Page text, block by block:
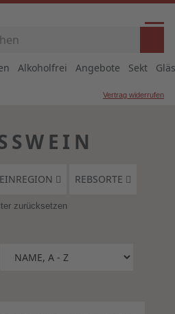
Alkoholfrei Angebote Sekt
Vertrag widerrufen
REBSORTE
zurücksetzen